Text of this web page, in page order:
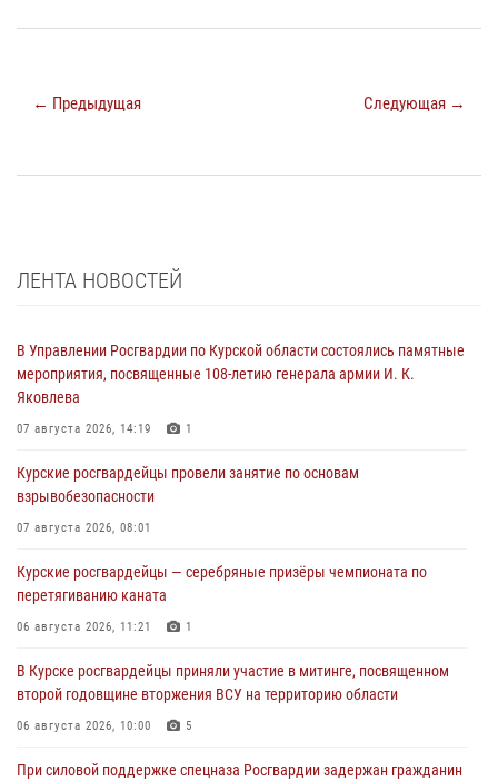
← Предыдущая Следующая →
ЛЕНТА НОВОСТЕЙ
В Управлении Росгвардии по Курской области состоялись памятные
мероприятия, посвященные 108-летию генерала армии И. К.
Яковлева
07 августа 2026, 14:19 1
Курские росгвардейцы провели занятие по основам
взрывобезопасности
07 августа 2026, 08:01
Курские росгвардейцы — серебряные призёры чемпионата по
перетягиванию каната
06 августа 2026, 11:21 1
В Курске росгвардейцы приняли участие в митинге, посвященном
второй годовщине вторжения ВСУ на территорию области
06 августа 2026, 10:00 5
При силовой поддержке спецназа Росгвардии задержан гражданин